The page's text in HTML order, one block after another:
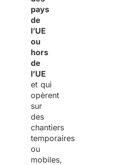
pays
de
l’UE
ou
hors
de
l’UE
et qui
opèrent
sur
des
chantiers
temporaires
ou
mobiles,